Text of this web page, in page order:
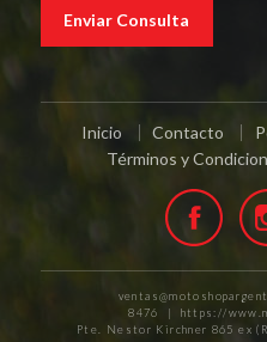
Inicio Contacto
Términos y
8476 | https://
Pte. Nestor Kirchner 865 ex